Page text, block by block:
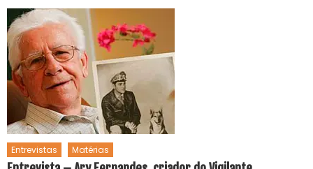
Entrevistas Matérias